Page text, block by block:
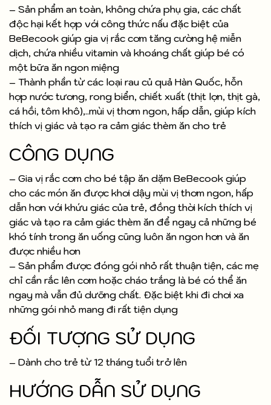
– Sản phẩm an toàn, không chứa phụ gia, các chất
độc hại kết hợp với công thức nấu đặc biệt của
BeBecook giúp gia vị rắc cơm tăng cường hệ miễn
dịch, chứa nhiều vitamin và khoáng chất giúp bé có
một bữa ăn ngon miệng
– Thành phần từ các loại rau củ quả Hàn Quốc, hỗn
hợp nước tương, rong biển, chiết xuất (thịt lợn, thịt gà,
cá hồi, tôm khô),..mùi vị thơm ngon, hấp dẫn, giúp kích
thích vị giác và tạo ra cảm giác thèm ăn cho trẻ
CÔNG DỤNG
– Gia vị rắc cơm cho bé tập ăn dặm BeBecook giúp
cho các món ăn được khơi dậy mùi vị thơm ngon, hấp
dẫn hơn với khứu giác của trẻ, đồng thời kích thích vị
giác và tạo ra cảm giác thèm ăn để ngay cả những bé
khó tính trong ăn uống cũng luôn ăn ngon hơn và ăn
được nhiều hơn
– Sản phẩm được đóng gói nhỏ rất thuận tiện, các mẹ
chỉ cần rắc lên cơm hoặc cháo trắng là bé có thể ăn
ngay mà vẫn đủ dưỡng chất. Đặc biệt khi đi chơi xa
những gói nhỏ mang đi rất tiện dụng
ĐỐI TƯỢNG SỬ DỤNG
– Dành cho trẻ từ 12 tháng tuổi trở lên
HƯỚNG DẪN SỬ DỤNG